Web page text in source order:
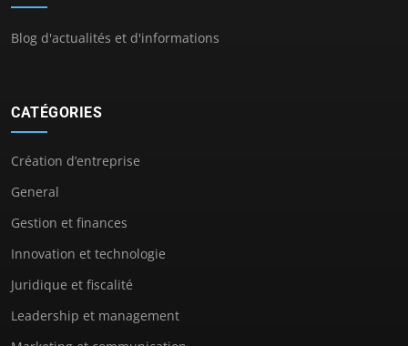
Blog d'actualités et d'informations
CATÉGORIES
Création d’entreprise
General
Gestion et finances
Innovation et technologie
Juridique et fiscalité
Leadership et management